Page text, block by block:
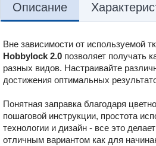
Описание
Вне зависимости от используемой
Hobbylock 2.0 позволяет получать
разных видов. Настраивайте
достижения оптимальных
Понятная заправка благодаря
пошаговой инструкции, простота
технологии и дизайн - все это
отличным вариантом как для